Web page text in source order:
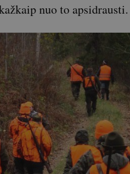
nuo to apsidrausti.